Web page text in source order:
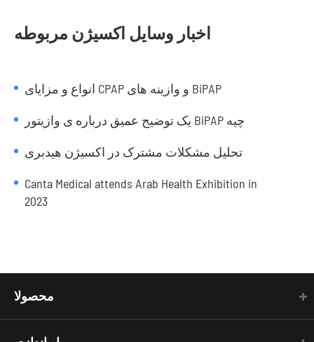
اخبار وسایل اکسیژن مربوطه
انواع و مزایای CPAP و وازینه های BiPAP
یک توضیح عمیق درباره ی وازیتور BiPAP چیه
تحلیل مشکلات مشترک در اکسیژن هیدبری
Canta Medical attends Arab Health Exhibition in
2023
محصولا